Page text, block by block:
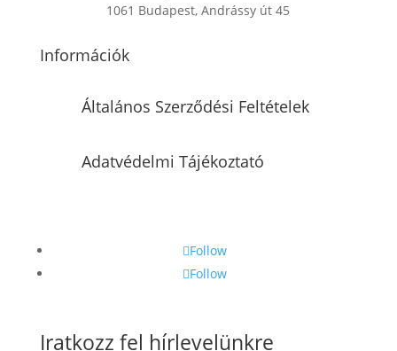
1061 Budapest, Andrássy út 45
Információk
Általános Szerződési Feltételek
Adatvédelmi Tájékoztató
Follow
Follow
Iratkozz fel hírlevelünkre